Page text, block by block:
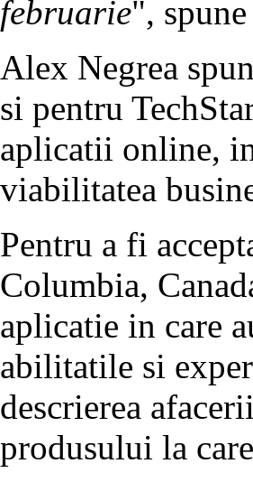
februarie",
Alex Negrea
si pentru
aplicatii online,
viabilitatea
Pentru a fi
Columbia,
aplicatie in care
abilitatile si
descrierea
produsului la